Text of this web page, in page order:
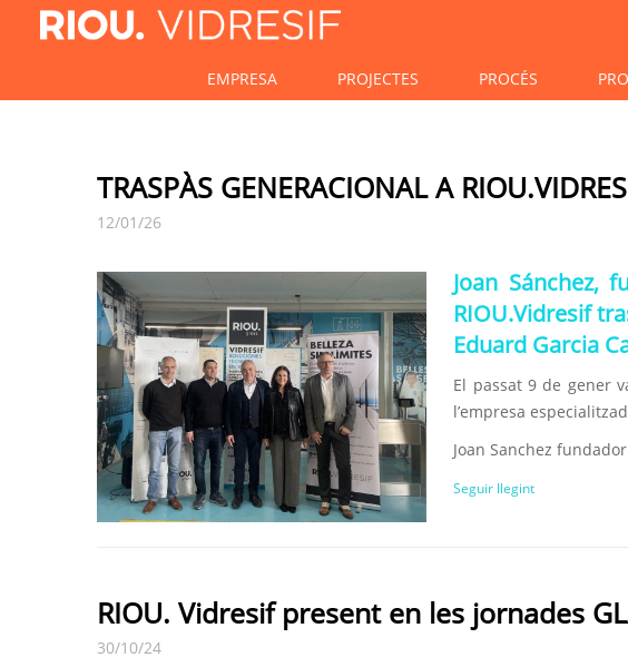
EMPRESA PROJECTES PROCÉS
TRASPÀS GENERACIONAL A
12/01/26
Joan Sánchez,
RIOU.Vidresif
Eduard Garcia
El passat 9 de gener
l’empresa
Joan Sanchez
Seguir llegint
RIOU. Vidresif present en les jornades
30/10/24